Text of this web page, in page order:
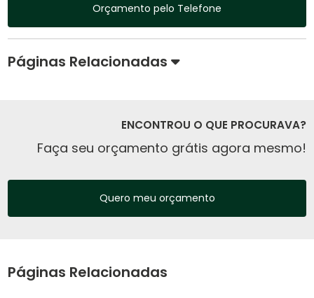
Orçamento pelo Telefone
Páginas Relacionadas
ENCONTROU O QUE PROCURAVA?
Faça seu orçamento grátis agora mesmo!
Quero meu orçamento
Páginas Relacionadas